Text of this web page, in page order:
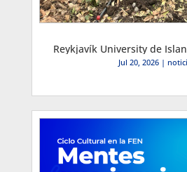
Jul 20, 2026|